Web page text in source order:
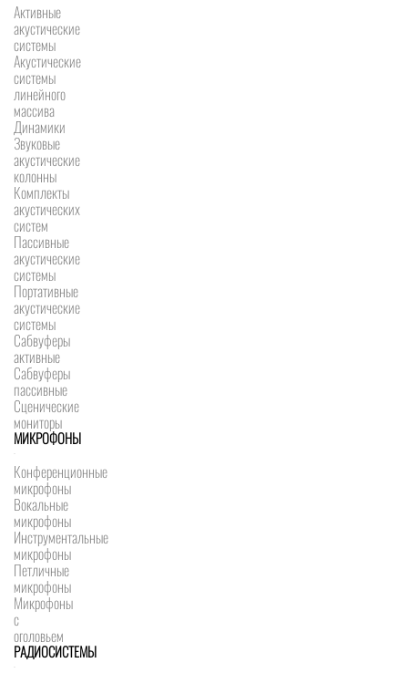
Активные
акустические
системы
Акустические
системы
линейного
массива
Динамики
Звуковые
акустические
колонны
Комплекты
акустических
систем
Пассивные
акустические
системы
Портативные
акустические
системы
Сабвуферы
активные
Сабвуферы
пассивные
Сценические
мониторы
МИКРОФОНЫ
Конференционные
микрофоны
Вокальные
микрофоны
Инструментальные
микрофоны
Петличные
микрофоны
Микрофоны
с
оголовьем
РАДИОСИСТЕМЫ